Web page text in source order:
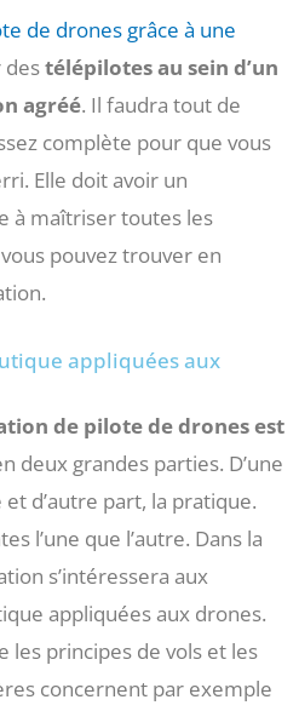
de drones grâce à une
destélépilotes au sein d’un
agréé. Il faudra tout de
complète pour que vous
Elle doit avoir un
à maîtriser toutes les
pouvez trouver en
appliquées aux
de pilote de drones est
deux grandes parties. D’une
d’autre part, la pratique.
l’une que l’autre. Dans la
s’intéressera aux
appliquées aux drones.
les principes de vols et les
concernent par exemple